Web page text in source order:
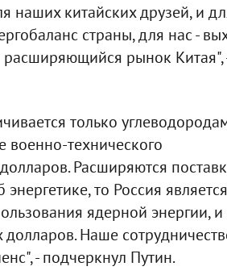
наших китайских друзей, и
страны, для нас -
рынок Китая",
только
военно-технического
Расширяются
то Россия является
ядерной энергии, и
Наше
- подчеркнул Путин.